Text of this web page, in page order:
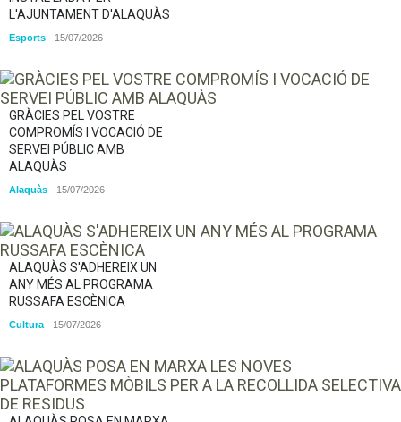
L'AJUNTAMENT D'ALAQUÀS
Esports 15/07/2026
GRÀCIES PEL VOSTRE
COMPROMÍS I VOCACIÓ DE
SERVEI PÚBLIC AMB
ALAQUÀS
Alaquàs 15/07/2026
ALAQUÀS S'ADHEREIX UN
ANY MÉS AL PROGRAMA
RUSSAFA ESCÈNICA
Cultura 15/07/2026